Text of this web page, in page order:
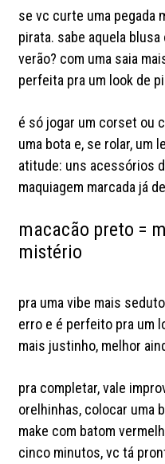
se vc curte uma pegada
pirata. sabe aquela
verão? com uma saia
perfeita pra um look de
é só jogar um corset ou
uma bota e, se rolar, um
atitude: uns acessórios
maquiagem marcada já
macacão preto =
mistério
pra uma vibe mais
erro e é perfeito pra um
mais justinho, melhor
pra completar, vale
orelhinhas, colocar uma
make com batom
cinco minutos, vc tá